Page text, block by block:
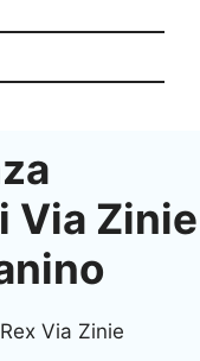
Via Zinie
Via Zinie